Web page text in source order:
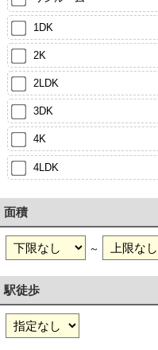
1DK
2K
2LDK
3DK
4K
4LDK
面積
～
駅徒歩